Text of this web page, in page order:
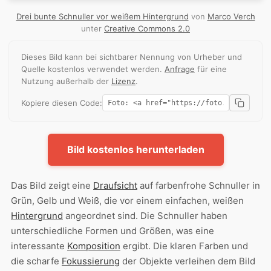
Drei bunte Schnuller vor weißem Hintergrund von Marco Verch
unter Creative Commons 2.0
Dieses Bild kann bei sichtbarer Nennung von Urheber und
Quelle kostenlos verwendet werden. Anfrage für eine
Nutzung außerhalb der Lizenz.
Kopiere diesen Code:
Bild kostenlos herunterladen
Das Bild zeigt eine Draufsicht auf farbenfrohe Schnuller in
Grün, Gelb und Weiß, die vor einem einfachen, weißen
Hintergrund angeordnet sind. Die Schnuller haben
unterschiedliche Formen und Größen, was eine
interessante Komposition ergibt. Die klaren Farben und
die scharfe Fokussierung der Objekte verleihen dem Bild